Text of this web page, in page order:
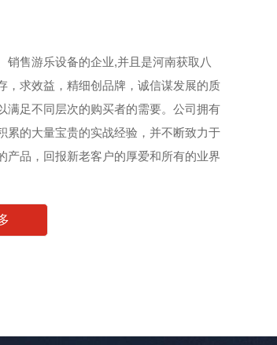
售游乐设备的企业,并且是河南获取八
，求效益，精细创品牌，诚信谋发展的质
满足不同层次的购买者的需要。公司拥有
累的大量宝贵的实战经验，并不断致力于
产品，回报新老客户的厚爱和所有的业界